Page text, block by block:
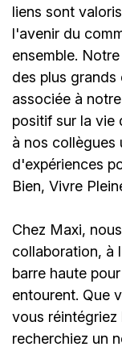
liens sont
l'avenir du
ensemble.
des plus
associée à
positif sur la vie
à nos collègues
d'expériences
Bien, Vivre
Chez Maxi,
collaboration, à
barre haute
entourent. Que
vous
recherchiez un